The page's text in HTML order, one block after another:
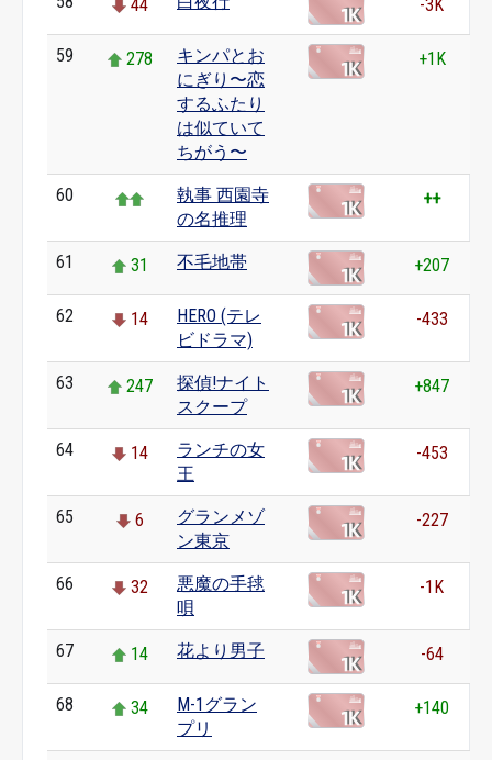
44 -3K
59 278
キンパとお
にぎり〜恋
するふたり
は似ていて
ちがう〜
+1K
60
執事 西園寺
の名推理
++
61 31 不毛地帯 +207
62 14
HERO (テレ
ビドラマ)
-433
63 247
探偵!ナイト
スクープ
+847
64 14
ランチの女
王
-453
65 6
グランメゾ
ン東京
-227
66 32
悪魔の手毬
唄
-1K
67 14 花より男子 -64
68 34
M-1グラン
プリ
+140